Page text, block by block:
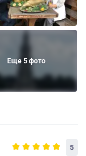
Еще 5 фото
5